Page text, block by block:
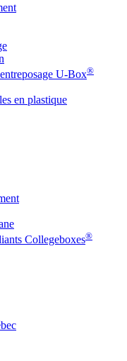
U-Box®
en plastique
Collegeboxes®